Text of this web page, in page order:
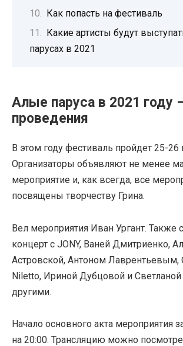
Как попасть на фестиваль
Какие артисты будут
парусах в 2021
Алые паруса в 2021 году
проведения
В этом году фестиваль пройдет 25-26
Организаторы объявляют не менее
мероприятие и, как всегда, все
посвящены творчеству Грина.
Вел мероприятия Иван Ургант. Также
концерт с JONY, Ваней Дмитриенко,
Астровской, Антоном Лаврентьевым,
Niletto, Ириной Дубцовой и
другими.
Начало основного акта мероприятия
на 20:00. Трансляцию можно